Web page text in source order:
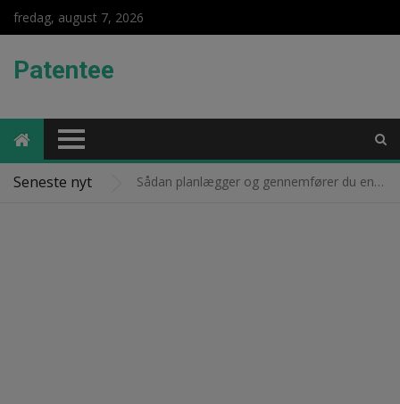
fredag, august 7, 2026
Patentee
Seneste nyt
Få professionel og holdbar brolægning i Ringsted til dine udendørsarealer
Sådan planlægger og gennemfører du en effektiv flytning uden stress